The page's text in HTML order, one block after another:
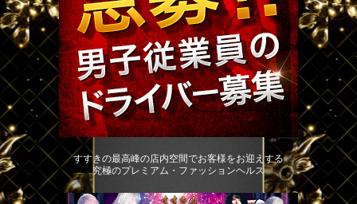
すすきの最高峰の店内空間でお客様をお迎えする
究極のプレミアム・ファッションヘルス